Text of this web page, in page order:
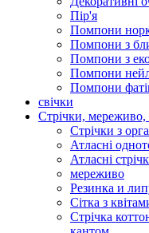
Пір'я
Помпони
Помпони з
Помпони з
Помпони
Помпони
свічки
Стрічки,
Стрічки з
Атласні
Атласні
мереживо
Резинка и
Сітка з
Стрічка